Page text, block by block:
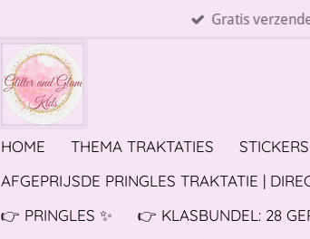
Gratis
HOME THEMA TRAKTATIES
AFGEPRIJSDE PRINGLES TRAKTATIE |
👉 PRINGLES ✨️
👉 KLASBUNDEL: 28